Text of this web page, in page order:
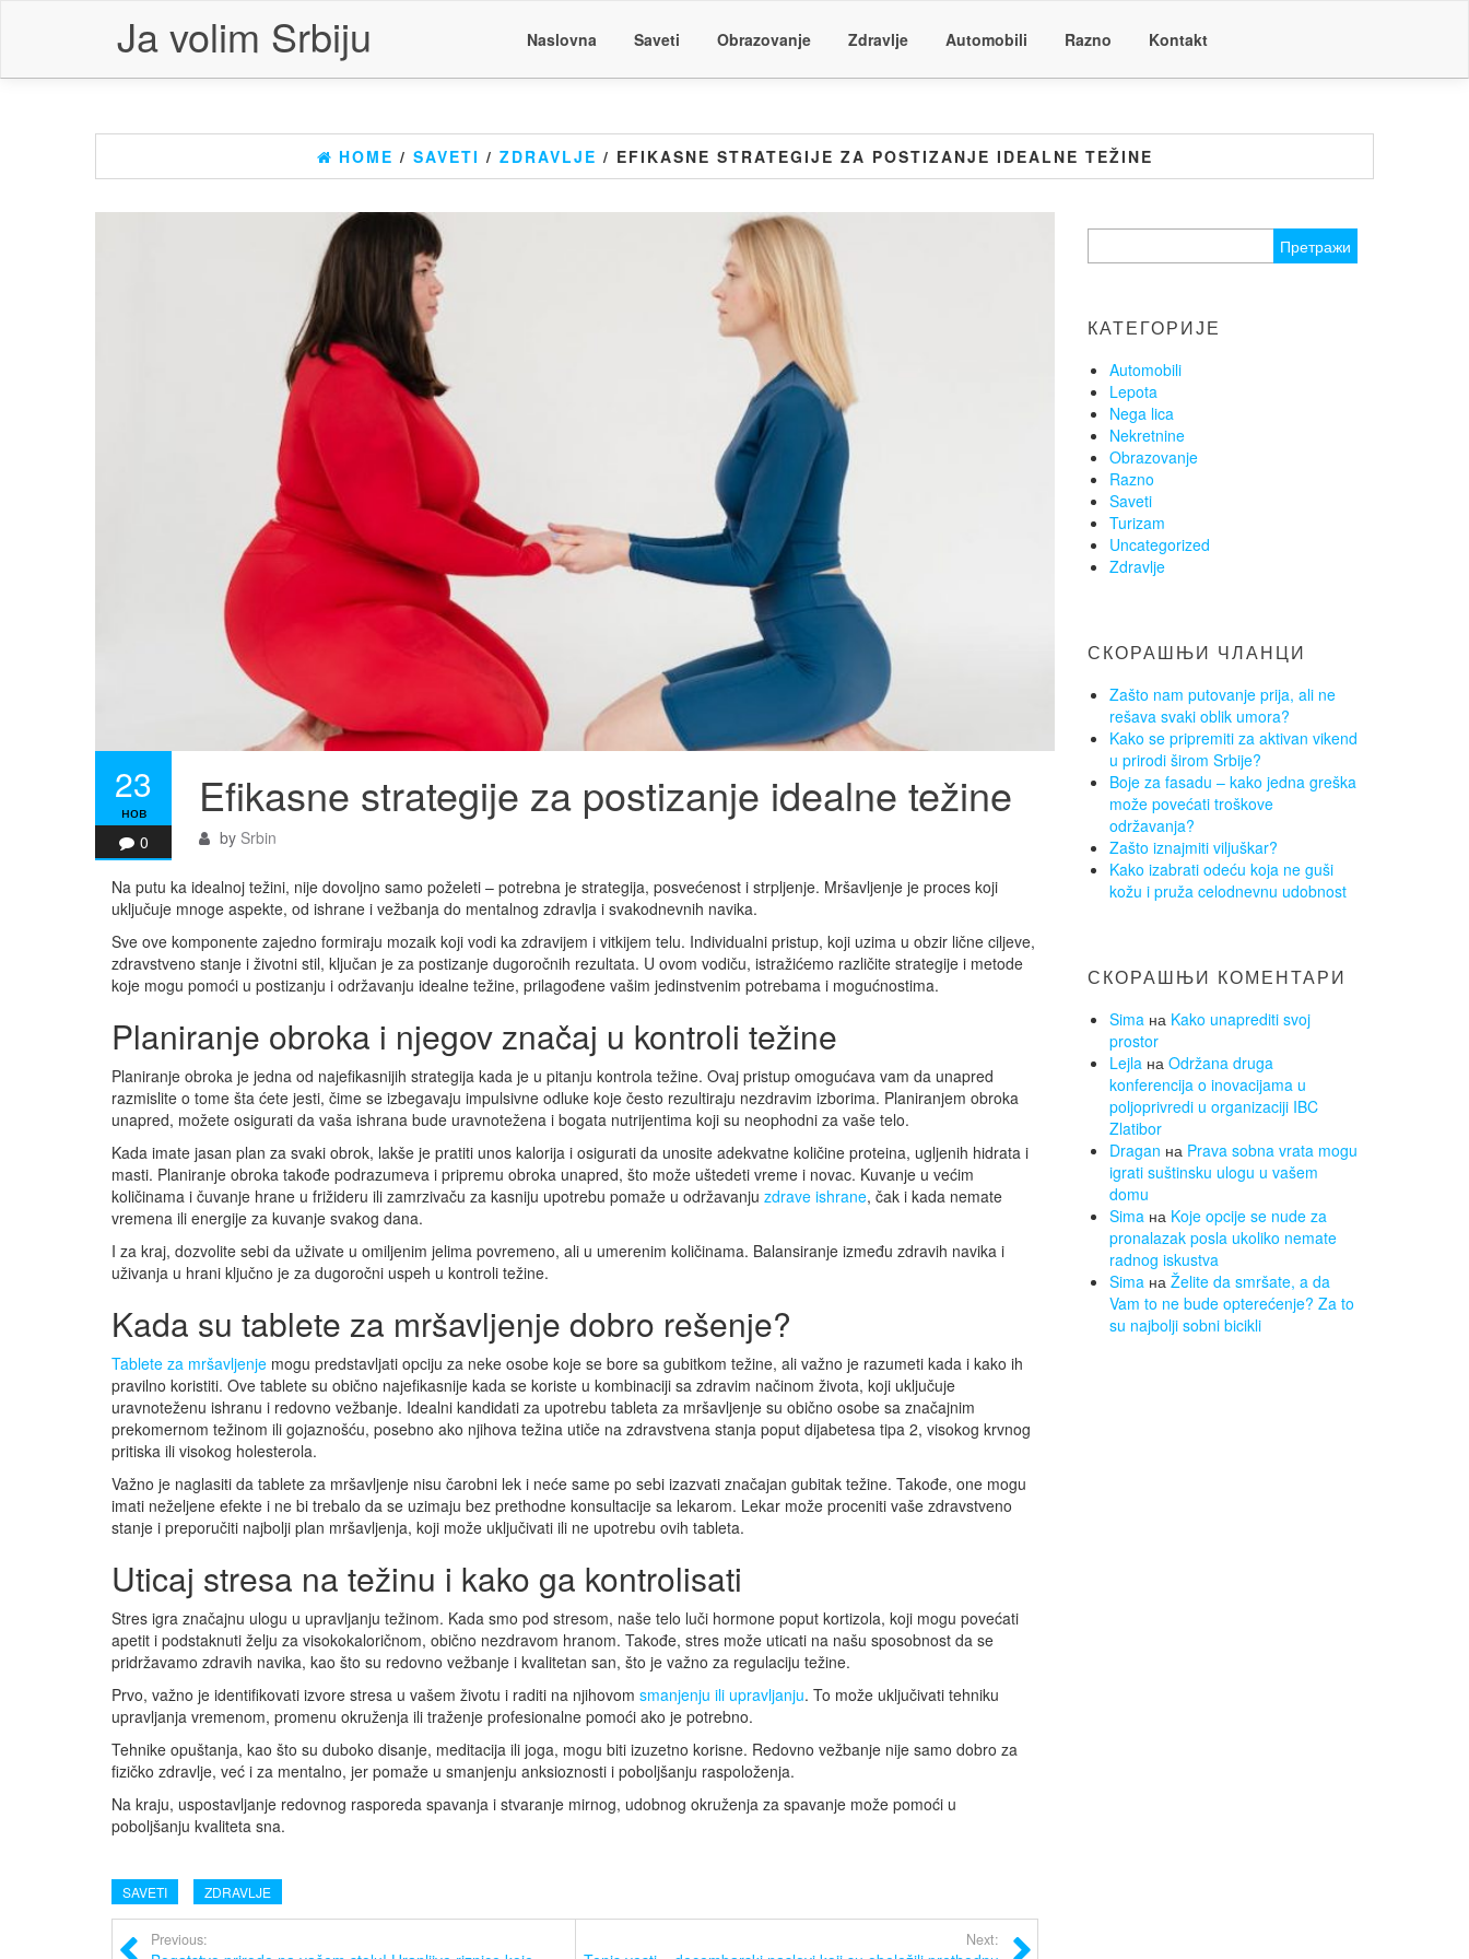
content
Ja volim Srbiju Naslovna Saveti Obrazovanje Zdravlje Automobili Razno Kontakt
HOME / SAVETI / ZDRAVLJE / EFIKASNE STRATEGIJE ZA POSTIZANJE IDEALNE TEŽINE
23
нов
0
Efikasne strategije za postizanje idealne težine
by Srbin
Na putu ka idealnoj težini, nije dovoljno samo poželeti – potrebna je strategija, posvećenost i strpljenje. Mršavljenje je proces koji
uključuje mnoge aspekte, od ishrane i vežbanja do mentalnog zdravlja i svakodnevnih navika.
Sve ove komponente zajedno formiraju mozaik koji vodi ka zdravijem i vitkijem telu. Individualni pristup, koji uzima u obzir lične ciljeve,
zdravstveno stanje i životni stil, ključan je za postizanje dugoročnih rezultata. U ovom vodiču, istražićemo različite strategije i metode
koje mogu pomoći u postizanju i održavanju idealne težine, prilagođene vašim jedinstvenim potrebama i mogućnostima.
Planiranje obroka i njegov značaj u kontroli težine
Planiranje obroka je jedna od najefikasnijih strategija kada je u pitanju kontrola težine. Ovaj pristup omogućava vam da unapred
razmislite o tome šta ćete jesti, čime se izbegavaju impulsivne odluke koje često rezultiraju nezdravim izborima. Planiranjem obroka
unapred, možete osigurati da vaša ishrana bude uravnotežena i bogata nutrijentima koji su neophodni za vaše telo.
Kada imate jasan plan za svaki obrok, lakše je pratiti unos kalorija i osigurati da unosite adekvatne količine proteina, ugljenih hidrata i
masti. Planiranje obroka takođe podrazumeva i pripremu obroka unapred, što može uštedeti vreme i novac. Kuvanje u većim
količinama i čuvanje hrane u frižideru ili zamrzivaču za kasniju upotrebu pomaže u održavanju zdrave ishrane, čak i kada nemate
vremena ili energije za kuvanje svakog dana.
I za kraj, dozvolite sebi da uživate u omiljenim jelima povremeno, ali u umerenim količinama. Balansiranje između zdravih navika i
uživanja u hrani ključno je za dugoročni uspeh u kontroli težine.
Kada su tablete za mršavljenje dobro rešenje?
Tablete za mršavljenje mogu predstavljati opciju za neke osobe koje se bore sa gubitkom težine, ali važno je razumeti kada i kako ih
pravilno koristiti. Ove tablete su obično najefikasnije kada se koriste u kombinaciji sa zdravim načinom života, koji uključuje
uravnoteženu ishranu i redovno vežbanje. Idealni kandidati za upotrebu tableta za mršavljenje su obično osobe sa značajnim
prekomernom težinom ili gojaznošću, posebno ako njihova težina utiče na zdravstvena stanja poput dijabetesa tipa 2, visokog krvnog
pritiska ili visokog holesterola.
Važno je naglasiti da tablete za mršavljenje nisu čarobni lek i neće same po sebi izazvati značajan gubitak težine. Takođe, one mogu
imati neželjene efekte i ne bi trebalo da se uzimaju bez prethodne konsultacije sa lekarom. Lekar može proceniti vaše zdravstveno
stanje i preporučiti najbolji plan mršavljenja, koji može uključivati ili ne upotrebu ovih tableta.
Uticaj stresa na težinu i kako ga kontrolisati
Stres igra značajnu ulogu u upravljanju težinom. Kada smo pod stresom, naše telo luči hormone poput kortizola, koji mogu povećati
apetit i podstaknuti želju za visokokaloričnom, obično nezdravom hranom. Takođe, stres može uticati na našu sposobnost da se
pridržavamo zdravih navika, kao što su redovno vežbanje i kvalitetan san, što je važno za regulaciju težine.
Prvo, važno je identifikovati izvore stresa u vašem životu i raditi na njihovom smanjenju ili upravljanju. To može uključivati tehniku
upravljanja vremenom, promenu okruženja ili traženje profesionalne pomoći ako je potrebno.
Tehnike opuštanja, kao što su duboko disanje, meditacija ili joga, mogu biti izuzetno korisne. Redovno vežbanje nije samo dobro za
fizičko zdravlje, već i za mentalno, jer pomaže u smanjenju anksioznosti i poboljšanju raspoloženja.
Na kraju, uspostavljanje redovnog rasporeda spavanja i stvaranje mirnog, udobnog okruženja za spavanje može pomoći u
poboljšanju kvaliteta sna.
SAVETI ZDRAVLJE
Previous: Next:
за:
КАТЕГОРИЈЕ
Automobili
Lepota
Nega lica
Nekretnine
Obrazovanje
Razno
Saveti
Turizam
Uncategorized
Zdravlje
СКОРАШЊИ ЧЛАНЦИ
Zašto nam putovanje prija, ali ne
rešava svaki oblik umora?
Kako se pripremiti za aktivan vikend
u prirodi širom Srbije?
Boje za fasadu – kako jedna greška
može povećati troškove
održavanja?
Zašto iznajmiti viljuškar?
Kako izabrati odeću koja ne guši
kožu i pruža celodnevnu udobnost
СКОРАШЊИ КОМЕНТАРИ
Simaна Kako unaprediti svoj
prostor
Lejlaна Održana druga
konferencija o inovacijama u
poljoprivredi u organizaciji IBC
Zlatibor
Dragan на Prava sobna vrata mogu
igrati suštinsku ulogu u vašem
domu
Simaна Koje opcije se nude za
pronalazak posla ukoliko nemate
radnog iskustva
Simaна Želite da smršate, a da
Vam to ne bude opterećenje? Za to
su najbolji sobni bicikli